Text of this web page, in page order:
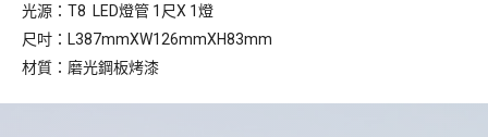
光源：T8 LED燈管 1尺X 1燈
尺吋：L387mmXW126mmXH83mm
材質：磨光鋼板烤漆